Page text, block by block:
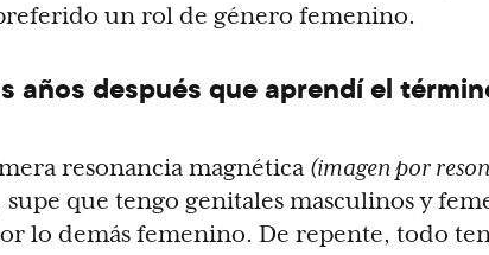
un rol de género femenino.
años después que aprendí el
resonancia magnética (imagen por
supe que tengo genitales masculinos y
lo demás femenino. De repente, todo